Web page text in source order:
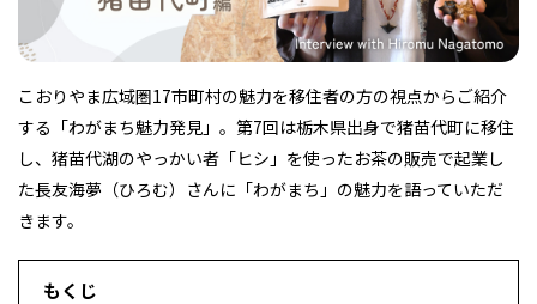
パン アジア・エスニッ
ク
テイクアウト
レジャー・スポー
ツ施設
非日常 イベントレポート
脱毛 温活・サウナ 歯列矯正・審美歯
科
その他
幼稚園 教育 ライフイベント
こおりやま広域圏17市町村の魅力を移住者の方の視点からご紹介
する「わがまち魅力発見」。第7回は栃木県出身で猪苗代町に移住
し、猪苗代湖のやっかい者「ヒシ」を使ったお茶の販売で起業し
た長友海夢（ひろむ）さんに「わがまち」の魅力を語っていただ
きます。
もくじ